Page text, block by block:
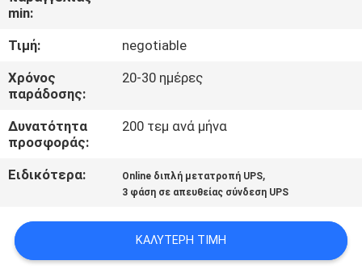
ΜΑΖΊ
ΜΑΣ
ΕΙΔΉΣΕΙΣ
ΖΗΤΉΣΤΕ
ΠΡΟΣΦΟΡΆ
min:
Τιμή:
negotiable
Χρόνος
παράδοσης:
20-30 ημέρες
Δυνατότητα
προσφοράς:
200 τεμ ανά μήνα
Ειδικότερα: Online διπλή μετατροπή UPS,
3 φάση σε απευθείας σύνδεση UPS
ΚΑΛΎΤΕΡΗ ΤΙΜΉ